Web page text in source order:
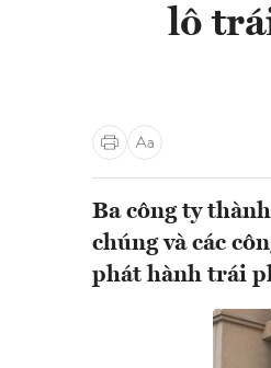
lô
Ba công ty
chúng và các
phát hành trái